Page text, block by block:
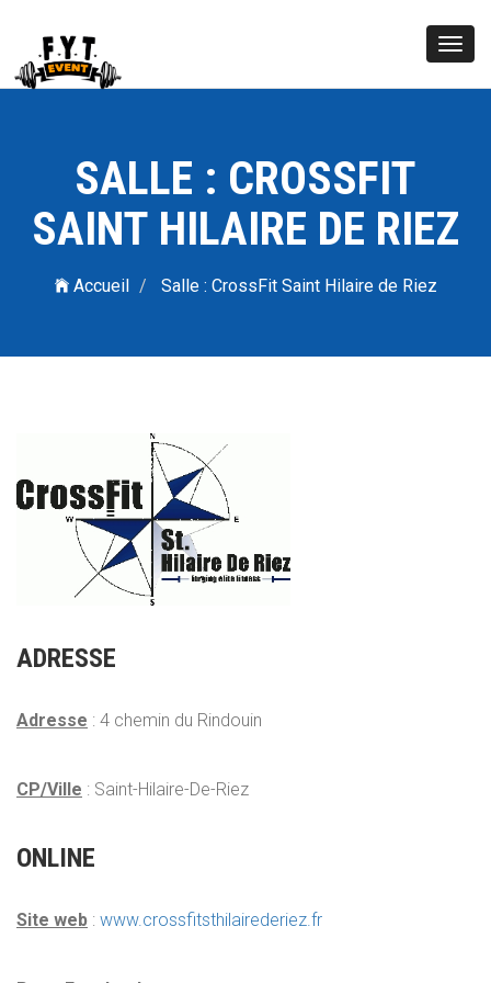
SALLE : CROSSFIT
SAINT HILAIRE DE RIEZ
Accueil Salle : CrossFit Saint Hilaire de Riez
ADRESSE
Adresse : 4 chemin du Rindouin
CP/Ville : Saint-Hilaire-De-Riez
ONLINE
Site web : www.crossfitsthilairederiez.fr